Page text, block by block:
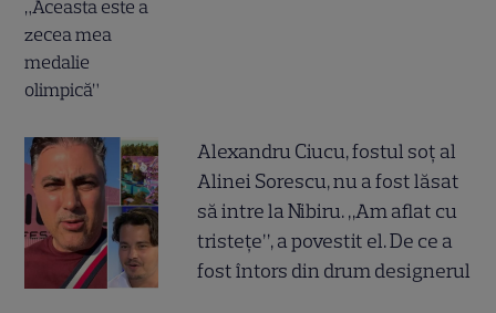
Alexandru Ciucu, fostul soț al
Alinei Sorescu, nu a fost lăsat
să intre la Nibiru. „Am aflat cu
tristețe”, a povestit el. De ce a
fost întors din drum designerul